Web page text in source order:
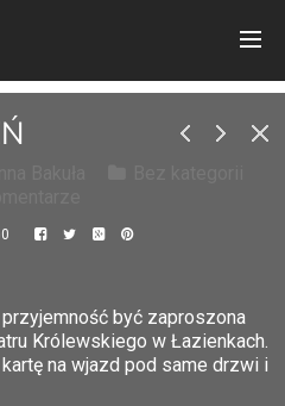
być zaproszona
Królewskiego w Łazienkach.
na wjazd pod same drzwi i